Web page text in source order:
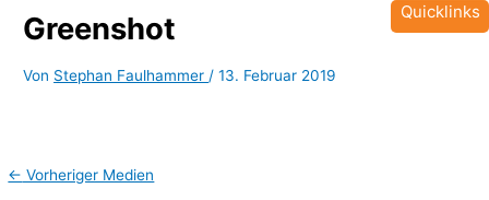
Greenshot
Von Stephan Faulhammer /13. Februar 2019
← Vorheriger Medien
Quicklinks